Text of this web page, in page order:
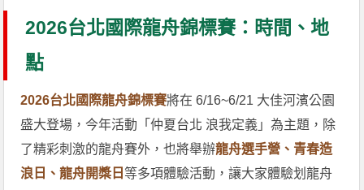
2026台北國際龍舟錦標賽：時間、地
點
2026台北國際龍舟錦標賽將在 6/16~6/21 大佳河濱公園
盛大登場，今年活動「仲夏台北 浪我定義」為主題，除
了精彩刺激的龍舟賽外，也將舉辦龍舟選手營、青春造
浪日、龍舟開槳日等多項體驗活動，讓大家體驗划龍舟